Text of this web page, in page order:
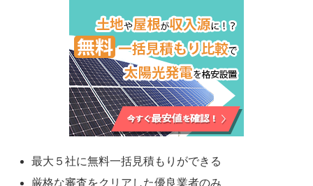
最大５社に無料一括見積もりができる
厳格な審査をクリアした優良業者のみ